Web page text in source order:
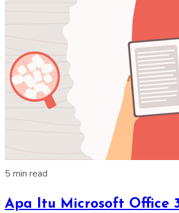
5 min read
Apa Itu Microsoft Office